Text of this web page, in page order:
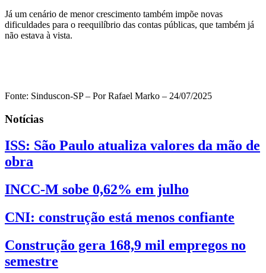
Já um cenário de menor crescimento também impõe novas
dificuldades para o reequilíbrio das contas públicas, que também já
não estava à vista.
Fonte: Sinduscon-SP – Por Rafael Marko – 24/07/2025
Notícias
ISS: São Paulo atualiza valores da mão de
obra
INCC-M sobe 0,62% em julho
CNI: construção está menos confiante
Construção gera 168,9 mil empregos no
semestre